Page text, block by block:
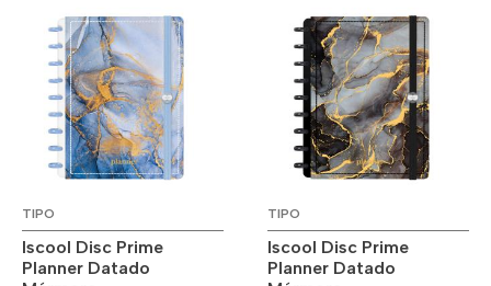
TIPO
Iscool Disc Prime
Planner Datado
TIPO
Iscool Disc Prime
Planner Datado